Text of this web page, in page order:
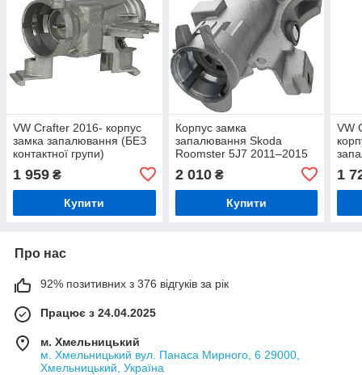
VW Crafter 2016- корпус
замка запалювання (БЕЗ
контактної групи)
1 959 ₴
Купити
Корпус замка
запалювання Skoda
Roomster 5J7 2011–2015
без контактної групи OE
6R0905851D
2 010₴
Купити
VW
1
Про нас
92% позитивних з 376 відгуків за рік
Працює з 24.04.2025
м. Хмельницький
м. Хмельницький вул. Панаса Мирного, 6 29000,
Хмельницький, Україна